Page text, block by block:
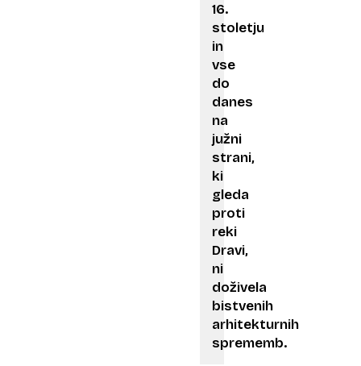
16.
stoletju
in
vse
do
danes
na
južni
strani,
ki
gleda
proti
reki
Dravi,
ni
doživela
bistvenih
arhitekturnih
sprememb.